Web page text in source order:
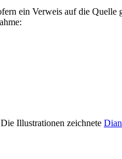
ein Verweis auf die
Illustrationen zeichnete